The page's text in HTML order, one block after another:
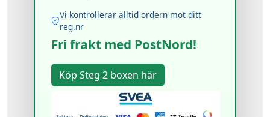
Vi kontrollerar alltid ordern mot ditt
reg.nr
Fri frakt med PostNord!